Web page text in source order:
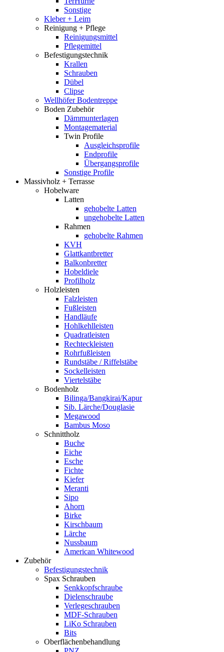
Sonstige
Kleber + Leim
Reinigung + Pflege
Reinigungsmittel
Pflegemittel
Befestigungstechnik
Krallen
Schrauben
Dübel
Clipse
Wellhöfer Bodentreppe
Boden Zubehör
Dämmunterlagen
Montagematerial
Twin Profile
Ausgleichsprofile
Endprofile
Übergangsprofile
Sonstige Profile
Massivholz + Terrasse
Hobelware
Latten
gehobelte Latten
ungehobelte Latten
Rahmen
gehobelte Rahmen
KVH
Glattkantbretter
Balkonbretter
Hobeldiele
Profilholz
Holzleisten
Falzleisten
Fußleisten
Handläufe
Hohlkehlleisten
Quadratleisten
Rechteckleisten
Rohrfußleisten
Rundstäbe / Riffelstäbe
Sockelleisten
Viertelstäbe
Bodenholz
Bilinga/Bangkirai/Kapur
Sib. Lärche/Douglasie
Megawood
Bambus Moso
Schnittholz
Buche
Eiche
Esche
Fichte
Kiefer
Meranti
Sipo
Ahorn
Birke
Kirschbaum
Lärche
Nussbaum
American Whitewood
Zubehör
Befestigungstechnik
Spax Schrauben
Senkkopfschraube
Dielenschraube
Verlegeschrauben
MDF-Schrauben
LiKo Schrauben
Bits
Oberflächenbehandlung